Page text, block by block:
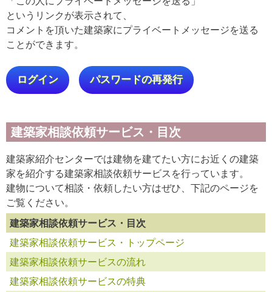
というリンクが表示されて、
コメントを頂いた建築家にプライベートメッセージを送る
ことができます。
ログイン パスワードの再発行
建築家相談依頼サービス・目次
建築家紹介センターでは建物を建てたい方にお近くの建築
家を紹介する建築家相談依頼サービスを行っています。
建物について相談・依頼したい方はぜひ、下記のページを
ご覧ください。
建築家相談依頼サービス・目次
建築家相談依頼サービス・トップページ
建築家相談依頼サービスの流れ
建築家相談依頼サービスの特典